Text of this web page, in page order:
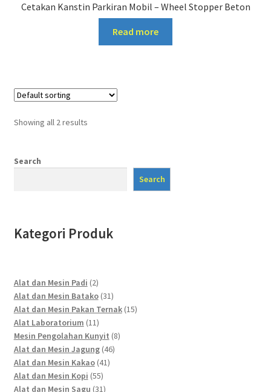
Cetakan Kanstin Parkiran Mobil – Wheel Stopper Beton
Read more
Showing all 2 results
Search
Search
Kategori Produk
Alat dan Mesin Padi 22
products
Alat dan Mesin Batako 3131
products
Alat dan Mesin Pakan Ternak 1515
Alat Laboratorium 1111
products
Mesin Pengolahan Kunyit 88
Alat dan Mesin Jagung 4646
Alat dan Mesin Kakao 4141
Alat dan Mesin Kopi 5555
products
Alat dan Mesin Sagu 3131